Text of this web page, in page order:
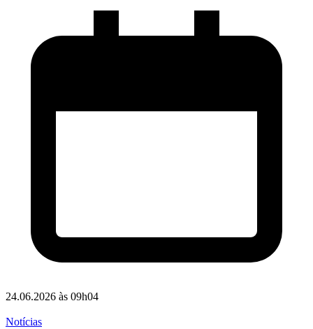
24.06.2026 às 09h04
Notícias